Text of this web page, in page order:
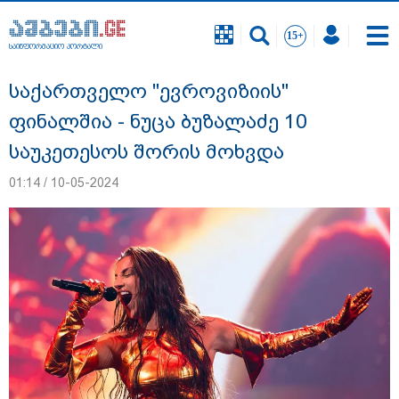
საინფორმაციო პორტალი
გიგა ავალიანის საქმეზე დაკავებულ ორ
არასრულწლოვანს, ნია იმნაძესა და
ანასტასია ბერუაშვილს აღკვეთის
ღონისძიების სახით პატიმრობა
საინფორმაციო პორტალი
საქართველო "ევროვიზიის"
ფინალშია - ნუცა ბუზალაძე 10
საუკეთესოს შორის მოხვდა
01:14 / 10-05-2024